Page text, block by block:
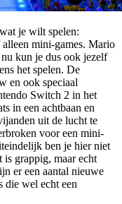
je wilt spelen:
mini-games. Mario
kun je dus ook jezelf
het spelen. De
en ook speciaal
Switch 2 in het
in een achtbaan en
uit de lucht te
voor een mini-
ben je hier niet
is grappig, maar echt
er een aantal nieuwe
die wel echt een